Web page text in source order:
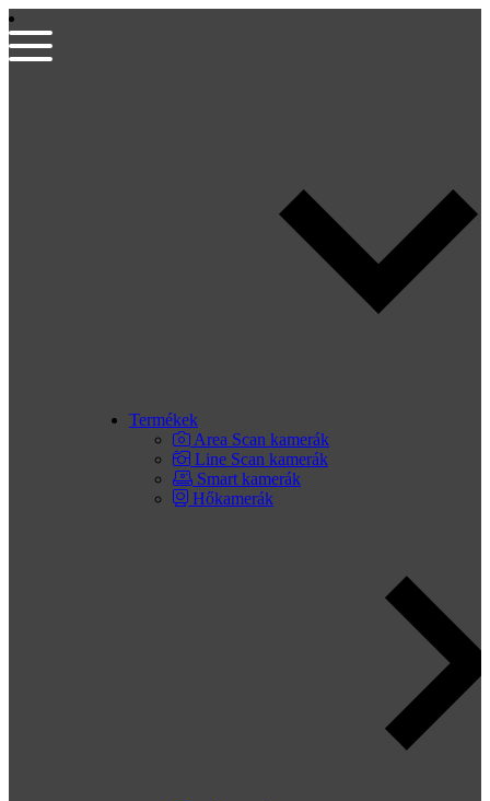
Termékek
Area Scan kamerák
Line Scan kamerák
Smart kamerák
Hőkamerák